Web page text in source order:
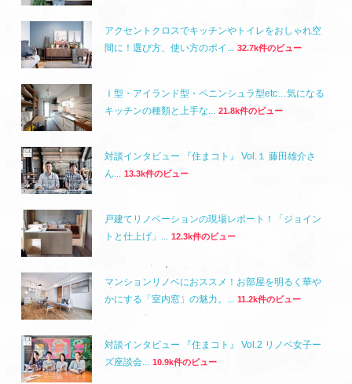
アクセントクロスでキッチンやトイレをおしゃれ空
間に！選び方、使い方のポイ... 32.7k件のビュー
Ｉ型・アイランド型・ペニンシュラ型etc…気になる
キッチンの種類と上手な... 21.8k件のビュー
対談インタビュー 『住まコト』 Vol.１ 藤田雄介さ
ん... 13.3k件のビュー
戸建てリノベーションの現場レポート！「ジョイン
トと仕上げ」... 12.3k件のビュー
マンションリノベにおススメ！お部屋を明るく華や
かにする「室内窓」の魅力。... 11.2k件のビュー
対談インタビュー 『住まコト』 Vol.2 リノベ女子ー
ズ座談会... 10.9k件のビュー